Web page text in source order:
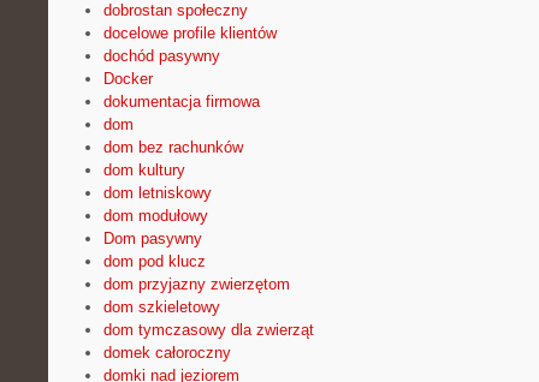
dobrostan społeczny
docelowe profile klientów
dochód pasywny
Docker
dokumentacja firmowa
dom
dom bez rachunków
dom kultury
dom letniskowy
dom modułowy
Dom pasywny
dom pod klucz
dom przyjazny zwierzętom
dom szkieletowy
dom tymczasowy dla zwierząt
domek całoroczny
domki nad jeziorem